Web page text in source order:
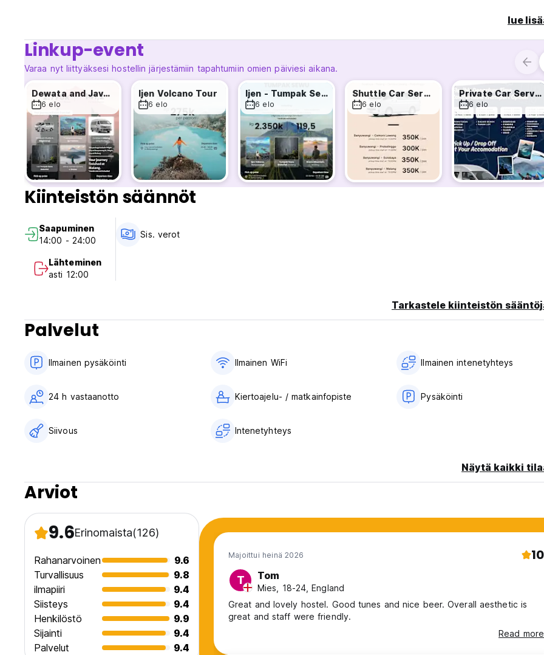
yhteiskeittiötä, yksi sisällä ja toinen ulkona, palvelevat omavaraisia ​​matkustajia mukavuuksilla, kuten leivänpaahtimella, 24
vesiautomaatilla ja erilaisilla ruoanlaittovälineillä.
Laajenna kokemuksesi huoneiden ulkopuolelle; Rentoudu parvekkeella kirjan parissa, löydä rauhaa merkityllä
nouse katolle ihailemaan panoraamanäkymiä. Poikkeuksellinen henkilökuntamme, joka puhuu sujuvasti englantia, parantaa
saumatonta kokemusta varmistaen selkeän viestinnän ja avun. Lisäksi tarjoamme joustavuutta henkilöstön kanssa, joka on
helpottamaan sujuvaa myöhäistä sisäänkirjautumista, mikä tukee käyttäjäystävällistä itsesisäänkirjautumisjärjestelmää.
Strateginen sijaintimme takaa rauhallisen paeta ajoneuvojen melusta, jota täydentää kävelyetäisyydellä sijaitseva 24h-
tarjoaa ruokailun iloa. Zzz Ijen -hostellin missiomme on yhdistää saumattomasti mukavuus ja yksinkertaisuus varmistaen, että
vierailustasi tulee ihastuttava ja stressitön kokemus. (Auto-translated from original language)
lue
Linkup-event
Varaa nyt liittyäksesi hostellin järjestämiin tapahtumiin omien päiviesi aikana.
Dewata and Java One-Way Pack
6 elo
Ijen Volcano Tour
6 elo
Ijen - Tumpak Sewu - Bromo Tour
6 elo
Shuttle Car Service
6 elo
Private Car Service
6 elo
Kiinteistön säännöt
Saapuminen
14:00 - 24:00
Lähteminen
asti 12:00
Sis. verot
Tarkastele kiinteistön
Palvelut
Ilmainen pysäköinti Ilmainen WiFi Ilmainen intenetyhteys
24 h vastaanotto Kiertoajelu- / matkainfopiste Pysäköinti
Siivous Intenetyhteys
Näytä kaikki
Arviot
9.6Erinomaista(126)
Rahanarvoinen
9.6
Turvallisuus
9.8
ilmapiiri
9.4
Siisteys
9.4
Henkilöstö
9.9
Sijainti
9.4
Palvelut
9.4
Majoittui heinä 2026 10
T Tom
Mies, 18-24, England
Great and lovely hostel. Good tunes and nice beer. Overall aesthetic is
great and staff were friendly.
Read more